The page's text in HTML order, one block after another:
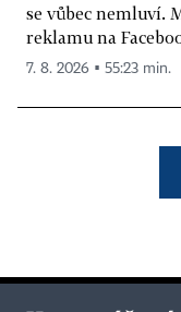
se vůbec nemluví.
reklamu na
7. 8. 2026 ▪ 55:23 min.